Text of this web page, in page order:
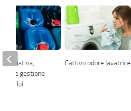
Cattivo odore lavatrice
normativa,
e gestione
reflui